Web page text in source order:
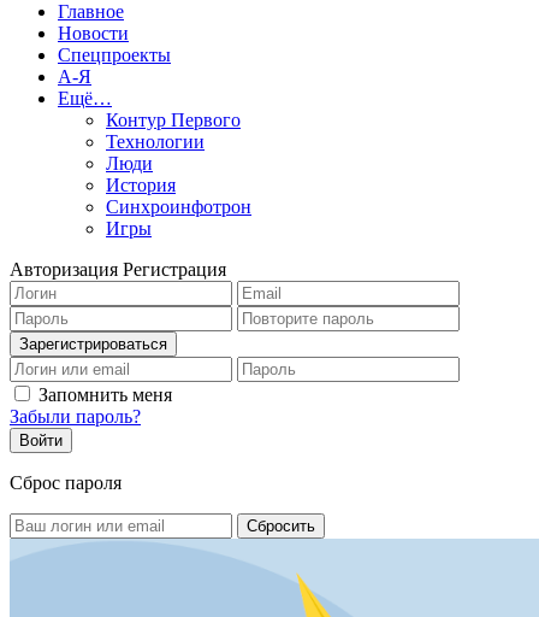
Главное
Новости
Спецпроекты
А-Я
Ещё…
Контур Первого
Технологии
Люди
История
Синхроинфотрон
Игры
Авторизация Регистрация
Запомнить меня
Забыли пароль?
Сброс пароля